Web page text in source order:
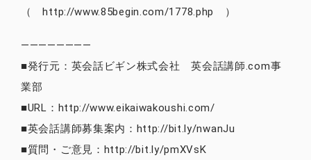
（ http://www.85begin.com/1778.php ）
————————
■発行元：英会話ビギン株式会社 英会話講師.com事
業部
■URL：http://www.eikaiwakoushi.com/
■英会話講師募集案内：http://bit.ly/nwanJu
■質問・ご意見：http://bit.ly/pmXVsK